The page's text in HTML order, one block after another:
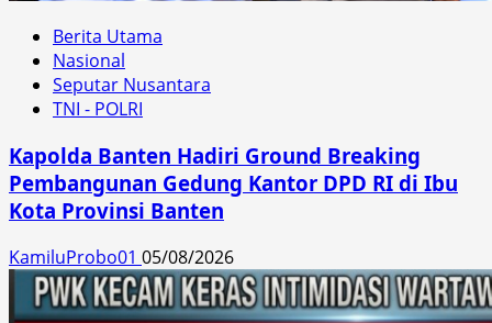
Berita Utama
Nasional
Seputar Nusantara
TNI - POLRI
Kapolda Banten Hadiri Ground Breaking
Pembangunan Gedung Kantor DPD RI di Ibu
Kota Provinsi Banten
KamiluProbo01 05/08/2026